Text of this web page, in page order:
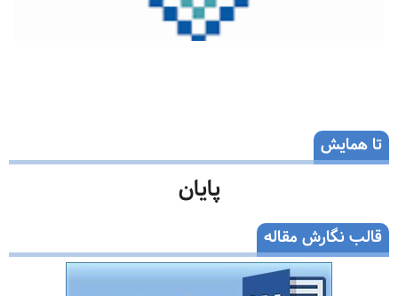
تا همایش
پایان
قالب نگارش مقاله